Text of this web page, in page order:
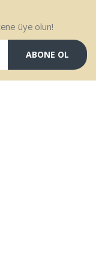
üye olun!
ABONE OL